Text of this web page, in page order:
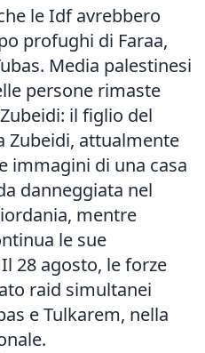
le Idf avrebbero
profughi di Faraa,
Media palestinesi
persone rimaste
il figlio del
Zubeidi, attualmente
immagini di una casa
danneggiata nel
mentre
le sue
28 agosto, le forze
raid simultanei
e Tulkarem, nella